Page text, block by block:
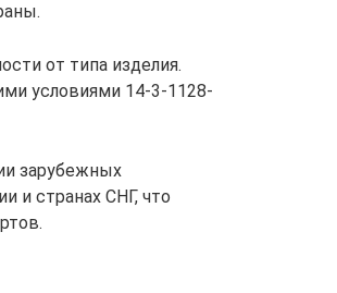
от типа изделия.
условиями 14-3-1128-
зарубежных
и странах СНГ, что